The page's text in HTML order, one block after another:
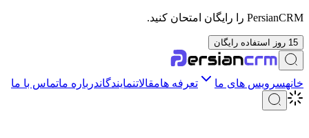
PersianCRM را رایگان امتحان کنید.
15 روز استفاده رایگان
خانهسرویس های ما تعرفه هامقالاتنمایندگاندرباره ماتماس با ما